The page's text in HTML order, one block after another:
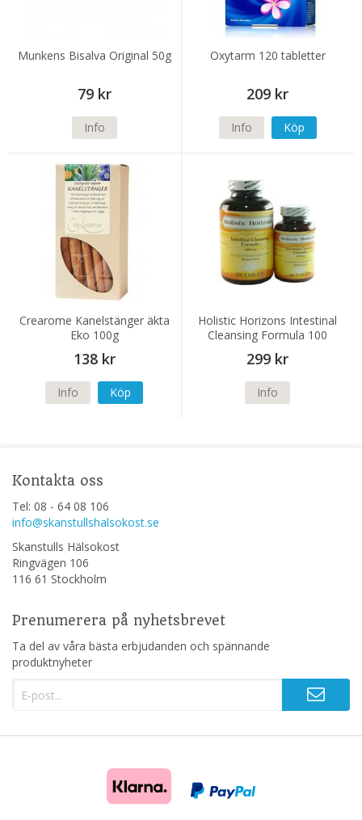
Munkens Bisalva Original 50g
79 kr
Info
Oxytarm 120 tabletter
209 kr
Info Köp
Crearome Kanelstänger äkta
Eko 100g
138 kr
Info Köp
Holistic Horizons Intestinal
Cleansing Formula 100
tabletter
299 kr
Info
Kontakta oss
Tel: 08 - 64 08 106
info@skanstullshalsokost.se
Skanstulls Hälsokost
Ringvägen 106
116 61 Stockholm
Prenumerera på nyhetsbrevet
Ta del av våra bästa erbjudanden och spännande
produktnyheter